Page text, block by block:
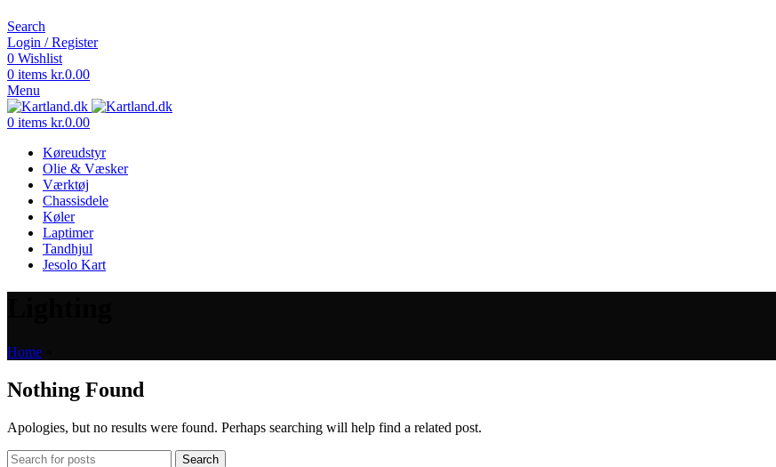
Search
Login / Register
0 Wishlist
0 items kr.0.00
Menu
0 items kr.0.00
Køreudstyr
Olie & Væsker
Værktøj
Chassisdele
Køler
Laptimer
Tandhjul
Jesolo Kart
Home
Nothing Found
Apologies, but no results were found. Perhaps searching will help find a related post.
Search